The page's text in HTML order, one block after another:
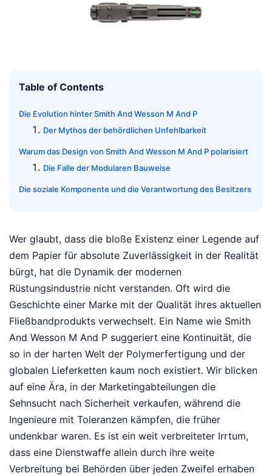
Table of Contents
Die Evolution hinter Smith And Wesson M And P
Der Mythos der behördlichen Unfehlbarkeit
Warum das Design von Smith And Wesson M And P polarisiert
Die Falle der Modularen Bauweise
Die soziale Komponente und die Verantwortung des Besitzers
Wer glaubt, dass die bloße Existenz einer Legende auf
dem Papier für absolute Zuverlässigkeit in der Realität
bürgt, hat die Dynamik der modernen
Rüstungsindustrie nicht verstanden. Oft wird die
Geschichte einer Marke mit der Qualität ihres aktuellen
Fließbandprodukts verwechselt. Ein Name wie Smith
And Wesson M And P suggeriert eine Kontinuität, die
so in der harten Welt der Polymerfertigung und der
globalen Lieferketten kaum noch existiert. Wir blicken
auf eine Ära, in der Marketingabteilungen die
Sehnsucht nach Sicherheit verkaufen, während die
Ingenieure mit Toleranzen kämpfen, die früher
undenkbar waren. Es ist ein weit verbreiteter Irrtum,
dass eine Dienstwaffe allein durch ihre weite
Verbreitung bei Behörden über jeden Zweifel erhaben